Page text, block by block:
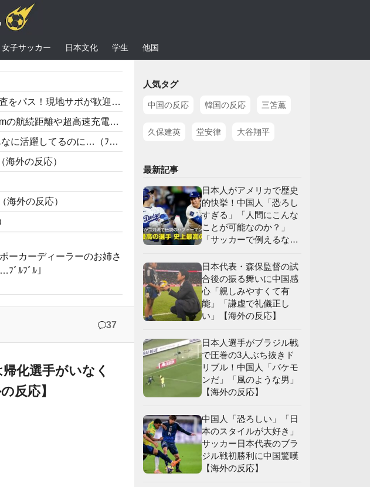
女子サッカー 日本文化 学生 他国
ナルファンも祝福！【海外の反応】
離や超高速充電を目指す」
に…（ﾌﾞﾙﾌﾞﾙ」＝韓国の反応
外の反応）
外の反応）
総出で祝福【海外の反応】
る・・・！」【海外の反応】
ーカーディーラーのお姉さ
ﾌﾞﾙﾌﾞﾙ」
37
化選手がいなく
反応】
人気タグ
中国の反応 韓国の反応 三笘薫
久保建英 堂安律 大谷翔平
最新記事
日本人がアメリカで歴史
的快挙！中国人「恐ろし
すぎる」「人間にこんな
ことが可能なのか？」
「サッカーで例えるな
日本代表・森保監督の試
合後の振る舞いに中国感
心「親しみやすくて有
能」「謙虚で礼儀正し
い」【海外の反応】
日本人選手がブラジル戦
で圧巻の3人ぶち抜きド
リブル！中国人「バケモ
ンだ」「風のような男」
【海外の反応】
中国人「恐ろしい」「日
本のスタイルが大好き」
サッカー日本代表のブラ
ジル戦初勝利に中国驚嘆
【海外の反応】